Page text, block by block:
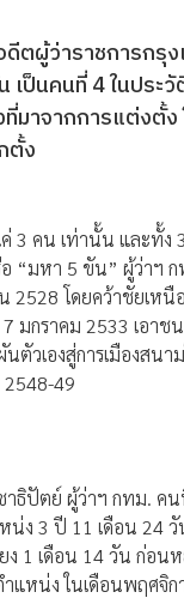
ดีตผู้ว่าราชการก
เป็นคนที่ 4 ในปร
มาจากการแต่งตั้
ตั้ง
3 คน เท่านั้น และทั้ง
อ “มหา 5 ขัน” ผู้ว่าฯ
2528 โดยคว้าชัยเห
มกราคม 2533 เอา
ตัวเองสู่การเมือง
49
ธิปัตย์ ผู้ว่าฯ กทม. ค
ง 3 ปี 11 เดือน 24
1 เดือน 14 วัน ก่อ
ำแหน่ง ในเดือนพฤ